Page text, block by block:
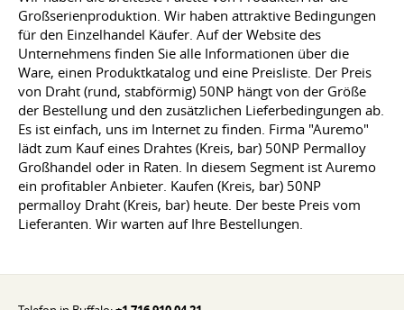
Großserienproduktion. Wir haben attraktive Bedingungen
für den Einzelhandel Käufer. Auf der Website des
Unternehmens finden Sie alle Informationen über die
Ware, einen Produktkatalog und eine Preisliste. Der Preis
von Draht (rund, stabförmig) 50NP hängt von der Größe
der Bestellung und den zusätzlichen Lieferbedingungen ab.
Es ist einfach, uns im Internet zu finden. Firma "Auremo"
lädt zum Kauf eines Drahtes (Kreis, bar) 50NP Permalloy
Großhandel oder in Raten. In diesem Segment ist Auremo
ein profitabler Anbieter. Kaufen (Kreis, bar) 50NP
permalloy Draht (Kreis, bar) heute. Der beste Preis vom
Lieferanten. Wir warten auf Ihre Bestellungen.